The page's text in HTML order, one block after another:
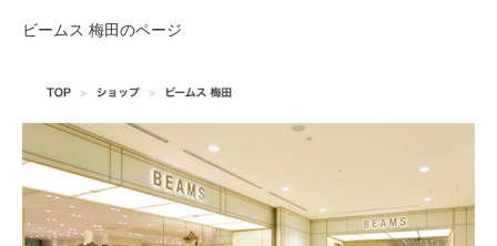
ビームス 梅田のページ